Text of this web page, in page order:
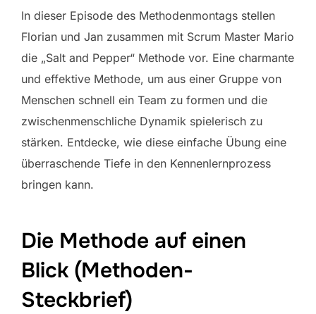
In dieser Episode des Methodenmontags stellen
Florian und Jan zusammen mit Scrum Master Mario
die „Salt and Pepper“ Methode vor. Eine charmante
und effektive Methode, um aus einer Gruppe von
Menschen schnell ein Team zu formen und die
zwischenmenschliche Dynamik spielerisch zu
stärken. Entdecke, wie diese einfache Übung eine
überraschende Tiefe in den Kennenlernprozess
bringen kann.
Die Methode auf einen
Blick (Methoden-
Steckbrief)